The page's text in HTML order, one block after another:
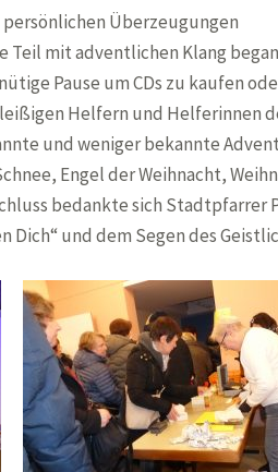
Überzeugungen
Teil mit adventlichen Klang
Pause um CDs zu kaufen
Helfern und Helferinnen
und weniger bekannte
Engel der Weihnacht,
bedankte sich
Dich“ und dem Segen des